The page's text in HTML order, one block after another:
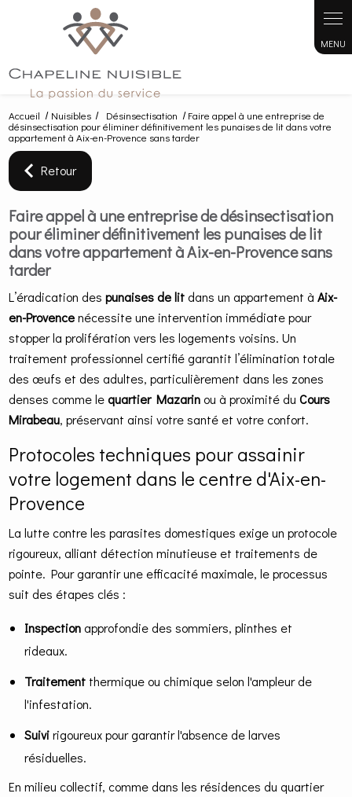
Accueil Nuisibles Désinsectisation
Faire appel à une entreprise de
désinsectisation pour éliminer définitivement les punaises de lit dans votre
appartement à Aix-en-Provence sans tarder
Retour
Faire appel à une entreprise de désinsectisation
pour éliminer définitivement les punaises de lit
dans votre appartement à Aix-en-Provence sans
tarder
L’éradication despunaises de lit dans un appartement àAix-
en-Provencenécessite une intervention immédiate pour
stopper la prolifération vers les logements voisins. Un
traitement professionnel certifié garantit l’élimination totale
des œufs et des adultes, particulièrement dans les zones
denses comme lequartier Mazarin ou à proximité duCours
Mirabeau, préservant ainsi votre santé et votre confort.
Protocoles techniques pour assainir
votre logement dans le centre d'Aix-en-
Provence
La lutte contre les parasites domestiques exige un protocole
rigoureux, alliant détection minutieuse et traitements de
pointe. Pour garantir une efficacité maximale, le processus
suit des étapes clés :
Inspection approfondie des sommiers, plinthes et
rideaux.
Traitement thermique ou chimique selon l'ampleur de
l'infestation.
Suivirigoureux pour garantir l'absence de larves
résiduelles.
En milieu collectif, comme dans les résidences du quartier
Panneau de gestion des cookies